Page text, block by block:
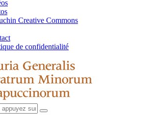
Creative Commons
de confidentialité